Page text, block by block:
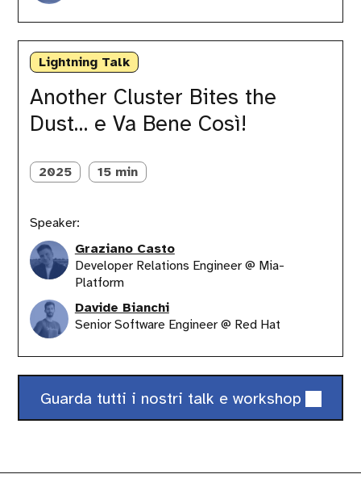
Lightning Talk
Another Cluster Bites the
Dust… e Va Bene Così!
Another
Cluster
Bites
Dust…
Così! 2025 15 min
Speaker:
Graziano Casto
Developer Relations Engineer @ Mia-
Platform
Davide Bianchi
Senior Software Engineer @ Red Hat
Guarda tutti i nostri talk e workshop